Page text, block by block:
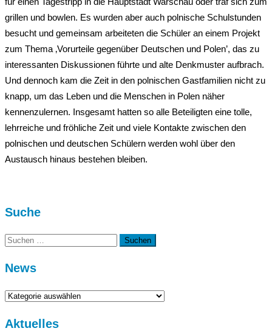
grillen und bowlen. Es wurden aber auch polnische Schulstunden
besucht und gemeinsam arbeiteten die Schüler an einem Projekt
zum Thema ‚Vorurteile gegenüber Deutschen und Polen’, das zu
interessanten Diskussionen führte und alte Denkmuster aufbrach.
Und dennoch kam die Zeit in den polnischen Gastfamilien nicht zu
knapp, um das Leben und die Menschen in Polen näher
kennenzulernen. Insgesamt hatten so alle Beteiligten eine tolle,
lehrreiche und fröhliche Zeit und viele Kontakte zwischen den
polnischen und deutschen Schülern werden wohl über den
Austausch hinaus bestehen bleiben.
Suche
Suchen
News
News
Aktuelles